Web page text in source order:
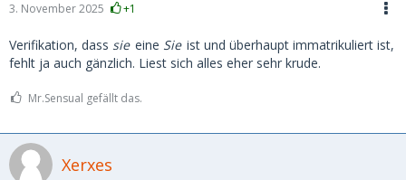
3. November 2025 +1
Verifikation, dass sie eine Sie ist und überhaupt immatrikuliert ist,
fehlt ja auch gänzlich. Liest sich alles eher sehr krude.
Mr.Sensual gefällt das.
Xerxes